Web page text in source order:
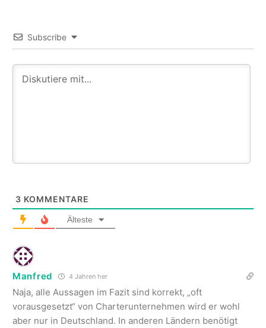
Subscribe
3 KOMMENTARE
Älteste
Manfred 4 Jahren her
Naja, alle Aussagen im Fazit sind korrekt, „oft
vorausgesetzt“ von Charterunternehmen wird er wohl
aber nur in Deutschland. In anderen Ländern benötigt